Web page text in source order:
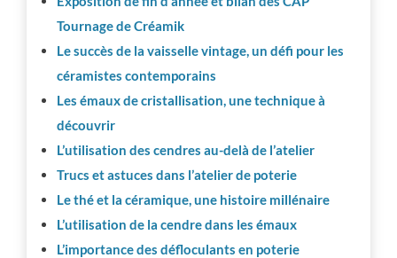
Tournage de Créamik
Le succès de la vaisselle vintage, un défi pour les
céramistes contemporains
Les émaux de cristallisation, une technique à
découvrir
L’utilisation des cendres au-delà de l’atelier
Trucs et astuces dans l’atelier de poterie
Le thé et la céramique, une histoire millénaire
L’utilisation de la cendre dans les émaux
L’importance des défloculants en poterie